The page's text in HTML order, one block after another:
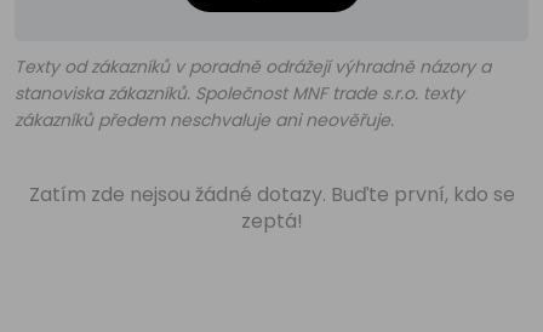
Texty od zákazníků v poradně odrážejí výhradně názory a
stanoviska zákazníků. Společnost MNF trade s.r.o. texty
zákazníků předem neschvaluje ani neověřuje.
Zatím zde nejsou žádné dotazy. Buďte první, kdo se
zeptá!